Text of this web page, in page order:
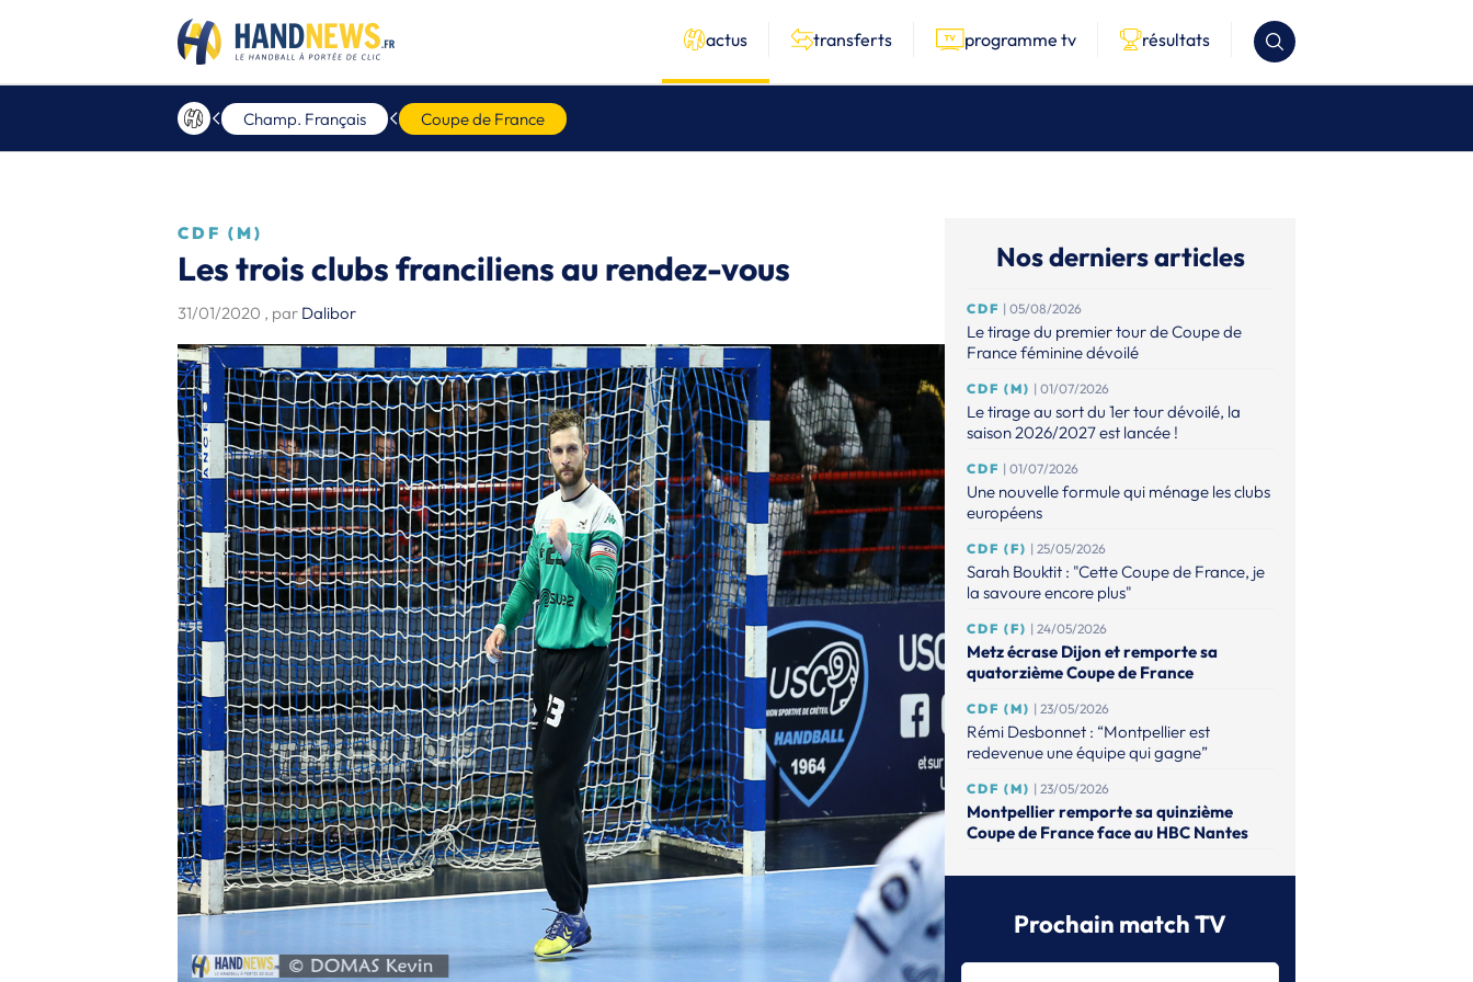
actus transferts programme tv résultats
Champ. Français Coupe de France
CDF (M)
Les trois clubs franciliens au rendez-vous
31/01/2020 , par Dalibor
Nos derniers articles
CDF | 05/08/2026
Le tirage du premier tour de Coupe de
France féminine dévoilé
CDF (M) | 01/07/2026
Le tirage au sort du 1er tour dévoilé, la
saison 2026/2027 est lancée !
CDF | 01/07/2026
Une nouvelle formule qui ménage les clubs
européens
CDF (F) | 25/05/2026
Sarah Bouktit : "Cette Coupe de France, je
la savoure encore plus"
CDF (F) | 24/05/2026
Metz écrase Dijon et remporte sa
quatorzième Coupe de France
CDF (M) | 23/05/2026
Rémi Desbonnet : “Montpellier est
redevenue une équipe qui gagne”
CDF (M) | 23/05/2026
Montpellier remporte sa quinzième
Coupe de France face au HBC Nantes
CDF (M) | 15/04/2026
Prochain match TV